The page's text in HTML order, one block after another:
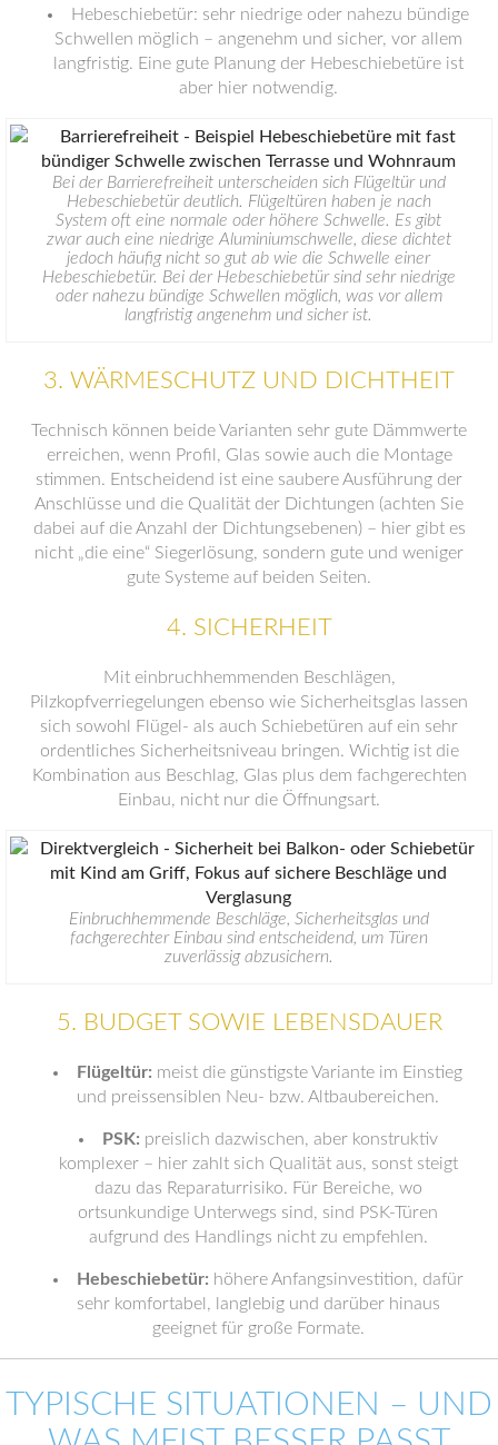
Hebeschiebetür: sehr niedrige oder nahezu bündige
Schwellen möglich – angenehm und sicher, vor allem
langfristig. Eine gute Planung der Hebeschiebetüre ist
aber hier notwendig.
Bei der Barrierefreiheit unterscheiden sich Flügeltür und
Hebeschiebetür deutlich. Flügeltüren haben je nach
System oft eine normale oder höhere Schwelle. Es gibt
zwar auch eine niedrige Aluminiumschwelle, diese dichtet
jedoch häufig nicht so gut ab wie die Schwelle einer
Hebeschiebetür. Bei der Hebeschiebetür sind sehr niedrige
oder nahezu bündige Schwellen möglich, was vor allem
langfristig angenehm und sicher ist.
3. WÄRMESCHUTZ UND DICHTHEIT
Technisch können beide Varianten sehr gute Dämmwerte
erreichen, wenn Profil, Glas sowie auch die Montage
stimmen. Entscheidend ist eine saubere Ausführung der
Anschlüsse und die Qualität der Dichtungen (achten Sie
dabei auf die Anzahl der Dichtungsebenen) – hier gibt es
nicht „die eine“ Siegerlösung, sondern gute und weniger
gute Systeme auf beiden Seiten.
4. SICHERHEIT
Mit einbruchhemmenden Beschlägen,
Pilzkopfverriegelungen ebenso wie Sicherheitsglas lassen
sich sowohl Flügel- als auch Schiebetüren auf ein sehr
ordentliches Sicherheitsniveau bringen. Wichtig ist die
Kombination aus Beschlag, Glas plus dem fachgerechten
Einbau, nicht nur die Öffnungsart.
Einbruchhemmende Beschläge, Sicherheitsglas und
fachgerechter Einbau sind entscheidend, um Türen
zuverlässig abzusichern.
5. BUDGET SOWIE LEBENSDAUER
Flügeltür: meist die günstigste Variante im Einstieg
und preissensiblen Neu- bzw. Altbaubereichen.
PSK: preislich dazwischen, aber konstruktiv
komplexer – hier zahlt sich Qualität aus, sonst steigt
dazu das Reparaturrisiko. Für Bereiche, wo
ortsunkundige Unterwegs sind, sind PSK-Türen
aufgrund des Handlings nicht zu empfehlen.
Hebeschiebetür: höhere Anfangsinvestition, dafür
sehr komfortabel, langlebig und darüber hinaus
geeignet für große Formate.
TYPISCHE SITUATIONEN – UND